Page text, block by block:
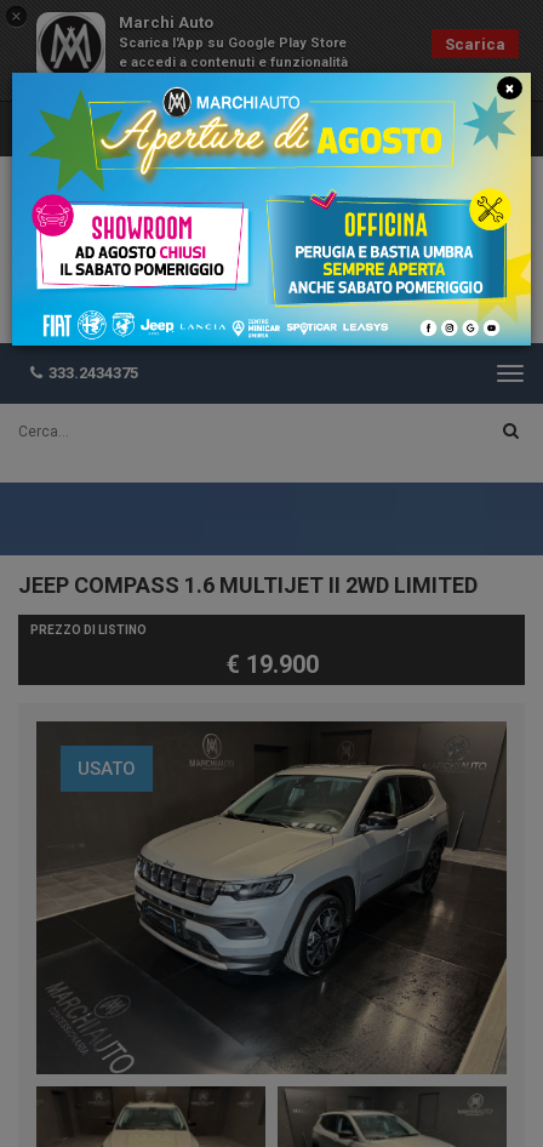
× Marchi Auto
Scarica l'App su Google Play Store
e accedi a contenuti e funzionalità
Scarica
333.2434375
JEEP COMPASS 1.6 MULTIJET II 2WD LIMITED
PREZZO DI LISTINO
€ 19.900
USATO
×